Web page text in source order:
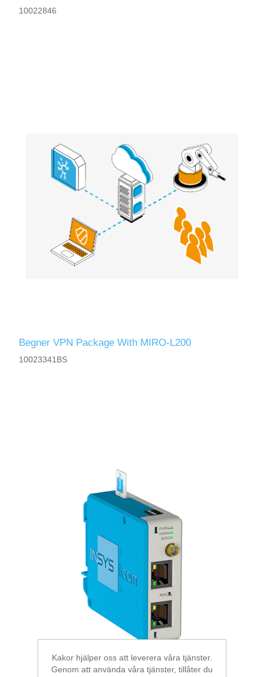
10022846
Begner VPN Package With MIRO-L200
10023341BS
Kakor hjälper oss att leverera våra tjänster.
Genom att använda våra tjänster, tillåter du